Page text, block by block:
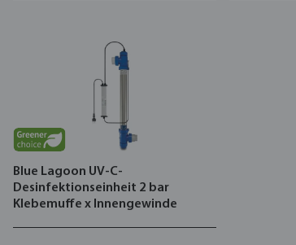
Blue Lagoon UV-C-
Desinfektionseinheit 2 bar
Klebemuffe x Innengewinde